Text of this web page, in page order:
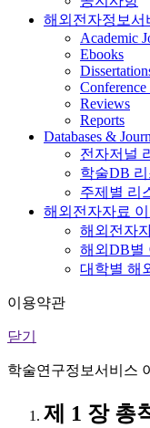
해외전자정보서
Academic
Ebooks
Reviews
Reports
Databases &
전자저널
학술DB 리
주제별 리
해외전자자료
해외전자
해외DB별
대학별 해
이용약관
닫기
학술연구정보서비스
제 1 장 총